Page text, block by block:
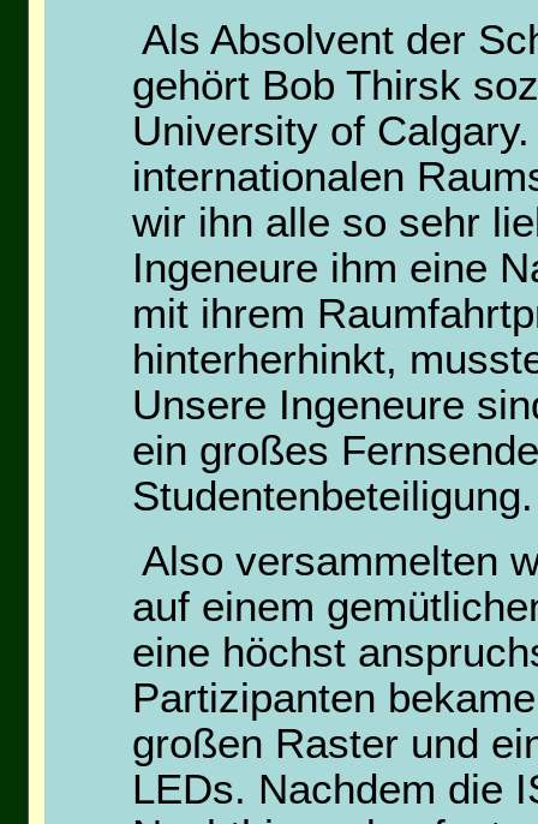
Als Absolvent der
gehört Bob Thirsk
University of
internationalen
wir ihn alle so sehr
Ingeneure ihm eine
mit ihrem
hinterherhinkt,
Unsere Ingeneure
ein großes
Studentenbeteiligung.
Also versammelten
auf einem
eine höchst
Partizipanten
großen Raster und
LEDs. Nachdem die